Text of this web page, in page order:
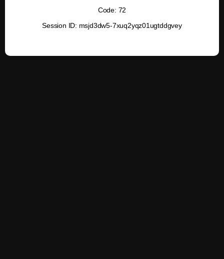
Code: 72
Session ID: msjd3dw5-7xuq2yqz01ugtddgvey